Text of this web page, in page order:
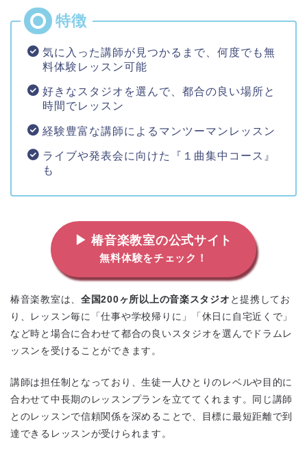
気に入った講師が見つかるまで、何度でも無
料体験レッスン可能
好きなスタジオを選んで、都合の良い場所と
時間でレッスン
経験豊富な講師によるマンツーマンレッスン
ライブや発表会に向けた『１曲集中コース』
も
▶ 椿音楽教室の公式サイト
無料体験をチェック！
椿音楽教室は、全国200ヶ所以上の音楽スタジオ と提携してお
り、レッスン毎に「仕事や学校帰りに」「休日に自宅近くで」
など時と場合に合わせて都合の良いスタジオを選んでドラムレ
ッスンを受けることができます。
講師は担任制となっており、生徒一人ひとりのレベルや目的に
合わせて中長期のレッスンプランを立ててくれます。同じ講師
とのレッスンで信頼関係を深めることで、目標に最短距離で到
達できるレッスンが受けられます。